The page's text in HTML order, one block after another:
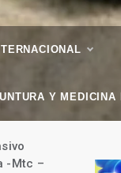
Y MEDICINA
-Mtc –